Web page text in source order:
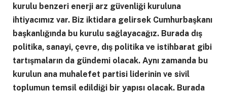
kurulu benzeri enerji arz güvenliği kuruluna
ihtiyacımız var. Biz iktidara gelirsek Cumhurbaşkanı
başkanlığında bu kurulu sağlayacağız. Burada dış
politika, sanayi, çevre, dış politika ve istihbarat gibi
tartışmaların da gündemi olacak. Aynı zamanda bu
kurulun ana muhalefet partisi liderinin ve sivil
toplumun temsil edildiği bir yapısı olacak. Burada